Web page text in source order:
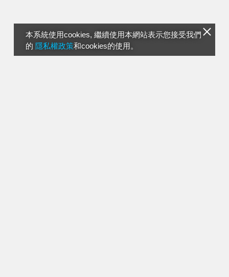
本系統使用cookies, 繼續使用本網站表示您接受我們
的 隱私權政策和cookies的使用。